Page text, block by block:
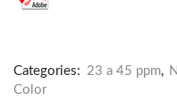
Categories: 23 a 45 ppm,
Color